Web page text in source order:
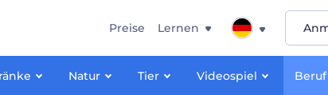
Natur Tier Videospiel Beruf
Preise Lernen